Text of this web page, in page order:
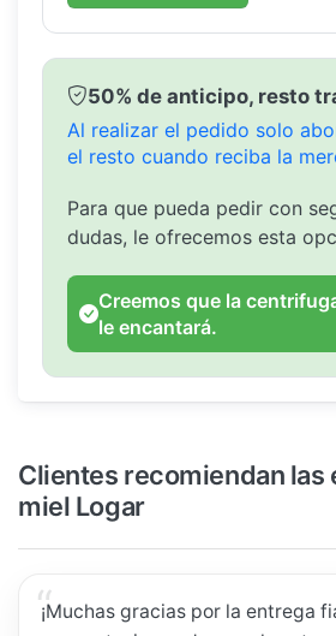
50% de anticipo, resto
Al realizar el pedido solo
el resto cuando reciba la
Para que pueda pedir con
dudas, le ofrecemos esta
Creemos que la
le encantará.
Clientes recomiendan las
miel Logar
¡Muchas gracias por la entrega